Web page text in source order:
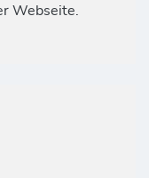
Webseite.